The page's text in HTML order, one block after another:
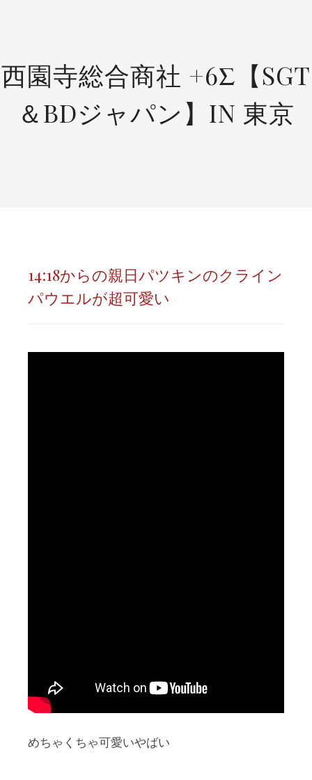
西園寺総合商社 +6Σ【SGT
＆BDジャパン】IN 東京
14:18からの親日パツキンのクライン
パウエルが超可愛い
めちゃくちゃ可愛いやばい